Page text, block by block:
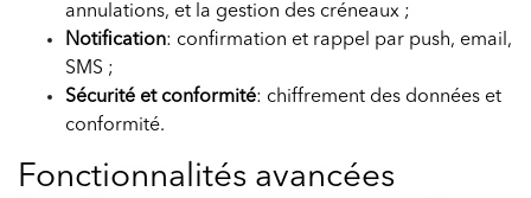
annulations, et la gestion des créneaux ;
Notification: confirmation et rappel par push, email,
SMS ;
Sécurité et conformité: chiffrement des données et
conformité.
Fonctionnalités avancées